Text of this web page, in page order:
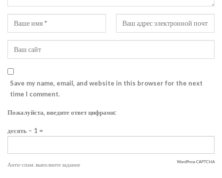
Save my name, email, and website in this browser for the next
time I comment.
Пожалуйста, введите ответ цифрами:
десять − 1 =
Анти-спам: выполните задание WordPress CAPTCHA